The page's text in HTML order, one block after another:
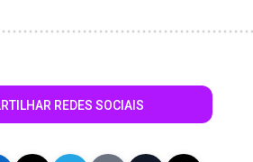
REDES SOCIAIS